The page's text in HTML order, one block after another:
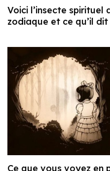
Voici l’insecte spirituel
zodiaque et ce qu’il
Ce que vous voyez en